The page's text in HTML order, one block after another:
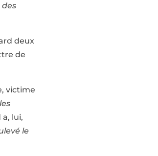
des
deux
de
victime
lui,
le